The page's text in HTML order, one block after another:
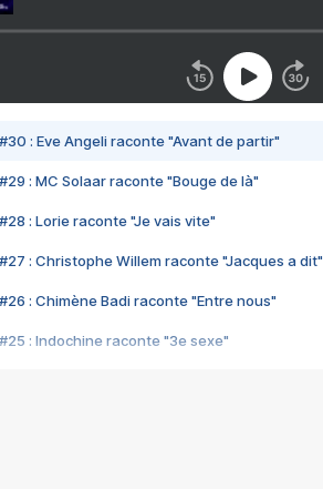
#30 : Eve Angeli raconte "Avant de partir"
#29 : MC Solaar raconte "Bouge de là"
#28 : Lorie raconte "Je vais vite"
#27 : Christophe Willem raconte "Jacques a dit"
#26 : Chimène Badi raconte "Entre nous"
#25 : Indochine raconte "3e sexe"